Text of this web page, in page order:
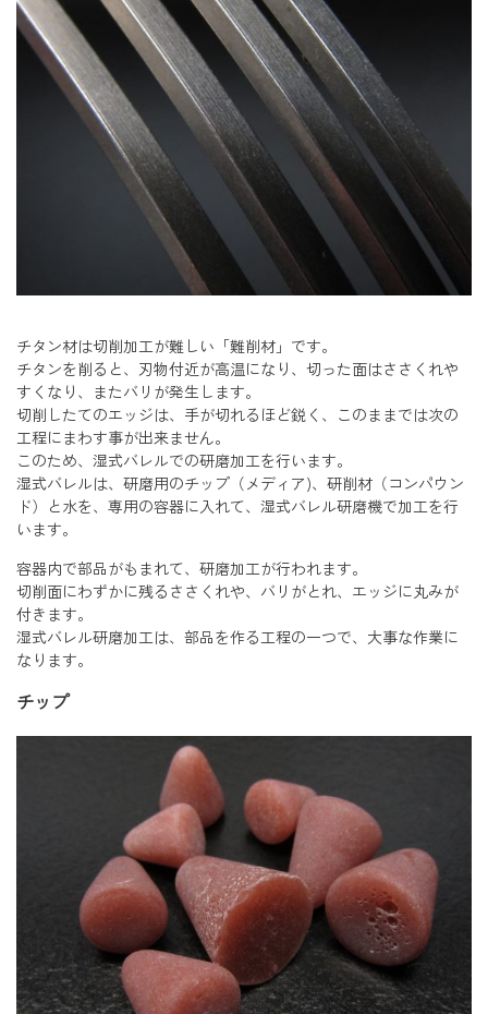
チタン材は切削加工が難しい「難削材」です。
チタンを削ると、刃物付近が高温になり、切った面はささくれや
すくなり、またバリが発生します。
切削したてのエッジは、手が切れるほど鋭く、このままでは次の
工程にまわす事が出来ません。
このため、湿式バレルでの研磨加工を行います。
湿式バレルは、研磨用のチップ（メディア)、研削材（コンパウン
ド）と水を、専用の容器に入れて、湿式バレル研磨機で加工を行
います。
容器内で部品がもまれて、研磨加工が行われます。
切削面にわずかに残るささくれや、バリがとれ、エッジに丸みが
付きます。
湿式バレル研磨加工は、部品を作る工程の一つで、大事な作業に
なります。
チップ